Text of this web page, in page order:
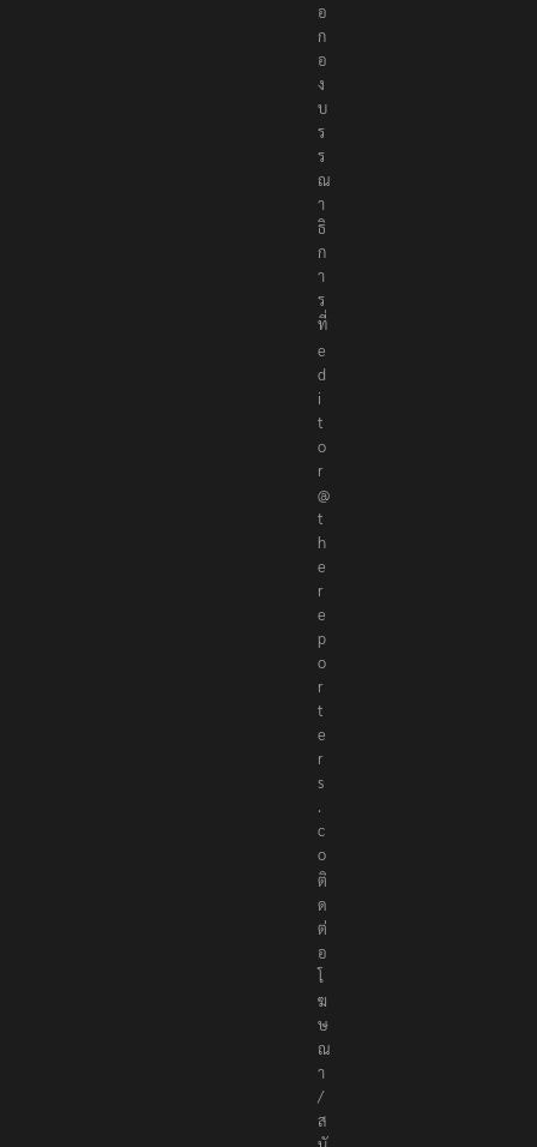
อ
ก
อ
ง
บ
ร
ร
ณ
า
ธิ
ก
า
ร
ที่
e
d
i
t
o
r
@
t
h
e
r
e
p
o
r
t
e
r
s
.
c
o
ติ
ด
ต่
อ
โ
ฆ
ษ
ณ
า
/
ส